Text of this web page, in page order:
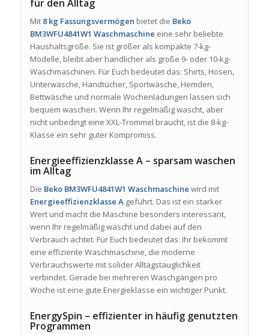
für den Alltag
Mit 8 kg Fassungsvermögen bietet die Beko
BM3WFU4841W1 Waschmaschine eine sehr beliebte
Haushaltsgröße. Sie ist größer als kompakte 7-kg-
Modelle, bleibt aber handlicher als große 9- oder 10-kg-
Waschmaschinen. Für Euch bedeutet das: Shirts, Hosen,
Unterwäsche, Handtücher, Sportwäsche, Hemden,
Bettwäsche und normale Wochenladungen lassen sich
bequem waschen. Wenn Ihr regelmäßig wascht, aber
nicht unbedingt eine XXL-Trommel braucht, ist die 8-kg-
Klasse ein sehr guter Kompromiss.
Energieeffizienzklasse A – sparsam waschen
im Alltag
Die Beko BM3WFU4841W1 Waschmaschine wird mit
Energieeffizienzklasse Ageführt. Das ist ein starker
Wert und macht die Maschine besonders interessant,
wenn Ihr regelmäßig wascht und dabei auf den
Verbrauch achtet. Für Euch bedeutet das: Ihr bekommt
eine effiziente Waschmaschine, die moderne
Verbrauchswerte mit solider Alltagstauglichkeit
verbindet. Gerade bei mehreren Waschgängen pro
Woche ist eine gute Energieklasse ein wichtiger Punkt.
EnergySpin – effizienter in häufig genutzten
Programmen